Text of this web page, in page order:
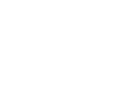
naprava za pregled